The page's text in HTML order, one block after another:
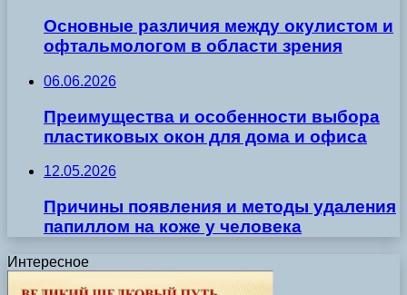
Основные различия между окулистом и
офтальмологом в области зрения
06.06.2026
Преимущества и особенности выбора
пластиковых окон для дома и офиса
12.05.2026
Причины появления и методы удаления
папиллом на коже у человека
Интересное